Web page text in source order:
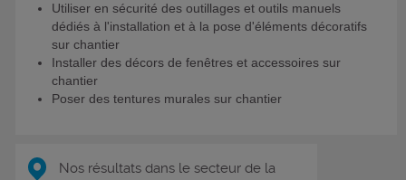
Utiliser en sécurité des outillages et outils manuels
dédiés à l'installation et à la pose d'éléments décoratifs
sur chantier
Installer des décors de fenêtres et accessoires sur
chantier
Poser des tentures murales sur chantier
Nos résultats dans le secteur de la